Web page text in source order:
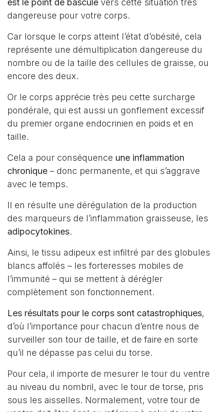
dangereuse pour votre corps.
Car lorsque le corps atteint l’état d’obésité, cela
représente une démultiplication dangereuse du
nombre ou de la taille des cellules de graisse, ou
encore des deux.
Or le corps apprécie très peu cette surcharge
pondérale, qui est aussi un gonflement excessif
du premier organe endocrinien en poids et en
taille.
Cela a pour conséquence une inflammation
chronique – donc permanente, et qui s’aggrave
avec le temps.
Il en résulte une dérégulation de la production
des marqueurs de l’inflammation graisseuse, les
adipocytokines.
Ainsi, le tissu adipeux est infiltré par des globules
blancs affolés – les forteresses mobiles de
l’immunité – qui se mettent à dérégler
complètement son fonctionnement.
Les résultats pour le corps sont catastrophiques,
d’où l’importance pour chacun d’entre nous de
surveiller son tour de taille, et de faire en sorte
qu’il ne dépasse pas celui du torse.
Pour cela, il importe de mesurer le tour du ventre
au niveau du nombril, avec le tour de torse, pris
sous les aisselles. Normalement, votre tour de